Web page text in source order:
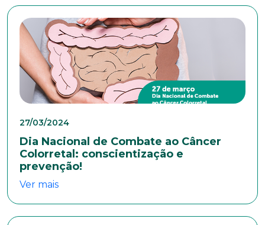
27/03/2024
Dia Nacional de Combate ao Câncer
Colorretal: conscientização e
prevenção!
Ver mais
Endereço
Cidade